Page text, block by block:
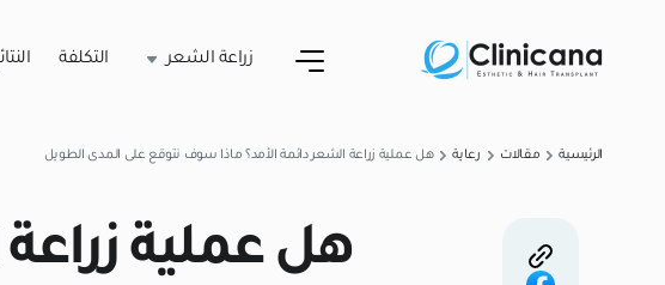
زراعة الشعر التكلفة
الرئيسية مقالات رعاية هل عملية زراعة الشعر دائمة الأمد؟ ماذا سوف نتوقع على المدى الطويل
هل عملية زراعة